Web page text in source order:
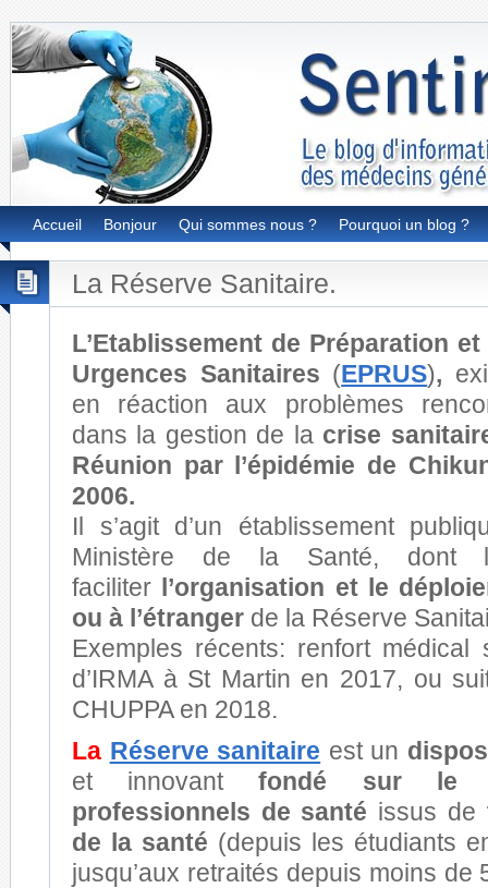
Accueil Bonjour Qui sommes nous ? Pourquoi un blog ?
La Réserve Sanitaire.
L’Etablissement de Préparation
Urgences Sanitaires (EPRUS),
en réaction aux problèmes
dans la gestion de la crise
Réunion par l’épidémie de
2006.
Il s’agit d’un établissement
Ministère de la Santé,
faciliter
l’organisation et le
ou à l’étranger de la Réserve
Exemples récents: renfort médical
d’IRMA à St Martin en 2017, ou
CHUPPA en 2018.
La Réserve sanitaire est un
et innovantfondé sur le
professionnels de santé issus de
de la santé (depuis les étudiants
jusqu’aux retraités depuis moins de